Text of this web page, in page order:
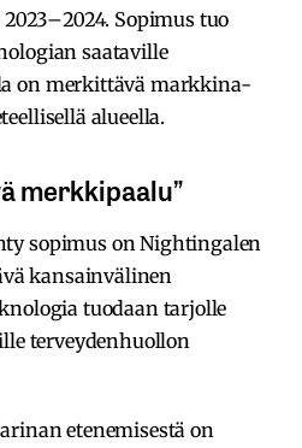
Sopimus tuo
saataville
on merkittävä markkina-
alueella.
merkkipaalu”
sopimus on Nightingalen
kansainvälinen
tuodaan tarjolle
terveydenhuollon
etenemisestä on